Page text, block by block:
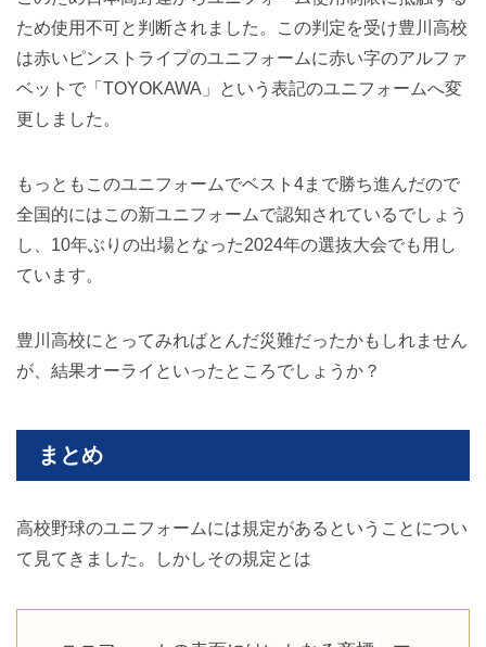
ため使用不可と判断されました。この判定を受け豊川高校
は赤いピンストライプのユニフォームに赤い字のアルファ
ベットで「TOYOKAWA」という表記のユニフォームへ変
更しました。
もっともこのユニフォームでベスト4まで勝ち進んだので
全国的にはこの新ユニフォームで認知されているでしょう
し、10年ぶりの出場となった2024年の選抜大会でも用し
ています。
豊川高校にとってみればとんだ災難だったかもしれません
が、結果オーライといったところでしょうか？
まとめ
高校野球のユニフォームには規定があるということについ
て見てきました。しかしその規定とは